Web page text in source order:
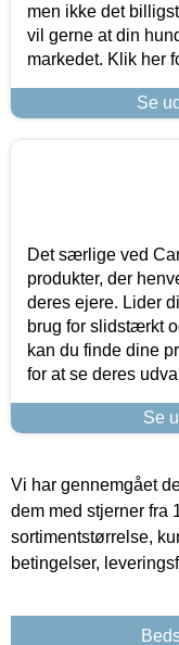
men ikke det
vil gerne at din
markedet. Klik her
Se
Det særlige ved
produkter, der
deres ejere. Lider
brug for slidstærkt
kan du finde dine
for at se deres
Se
Vi har gennemgået
dem med stjerner fra
sortimentstørrelse,
betingelser,